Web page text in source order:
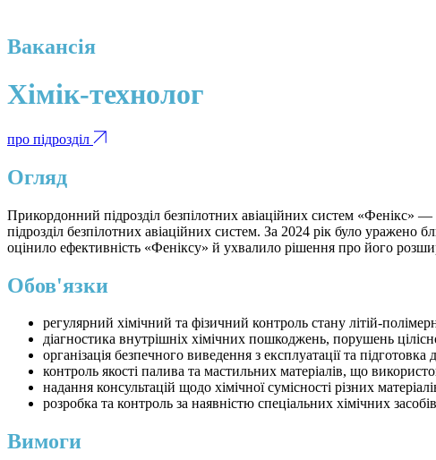
Вакансія
Хімік-технолог
про підрозділ
Огляд
Прикордонний підрозділ безпілотних авіаційних систем «Фенікс»
підрозділ безпілотних авіаційних систем. За 2024 рік було уражено
оцінило ефективність «Феніксу» й ухвалило рішення про його
Обов'язки
регулярний хімічний та фізичний контроль стану літій-
діагностика внутрішніх хімічних пошкоджень, порушень
організація безпечного виведення з експлуатації та
контроль якості палива та мастильних матеріалів, що
надання консультацій щодо хімічної сумісності різних
розробка та контроль за наявністю спеціальних хімічних
Вимоги